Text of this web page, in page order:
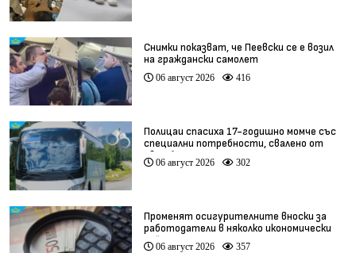
Снимки показват, че Пеевски се е возил
на граждански самолет
06 август 2026 416
Полицаи спасиха 17-годишно момче със
специални потребности, свалено от
автобус
06 август 2026 302
Променят осигурителните вноски за
работодатели в няколко икономически
дейности
06 август 2026 357